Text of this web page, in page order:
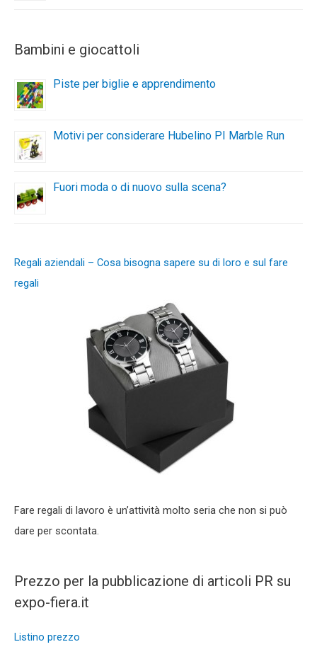
Bambini e giocattoli
Piste per biglie e apprendimento
Motivi per considerare Hubelino PI Marble Run
Fuori moda o di nuovo sulla scena?
Regali aziendali – Cosa bisogna sapere su di loro e sul fare
regali
Fare regali di lavoro è un’attività molto seria che non si può
dare per scontata.
Prezzo per la pubblicazione di articoli PR su
expo-fiera.it
Listino prezzo